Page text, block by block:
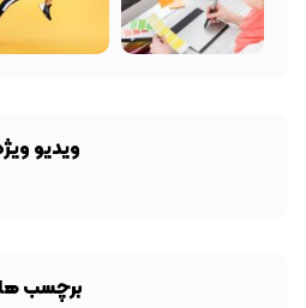
ویدیو
برچسب